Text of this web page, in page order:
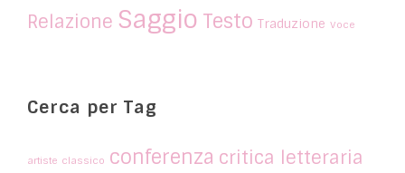
Relazione Saggio Testo Traduzione Voce
Cerca per Tag
artiste classico conferenza critica letteraria